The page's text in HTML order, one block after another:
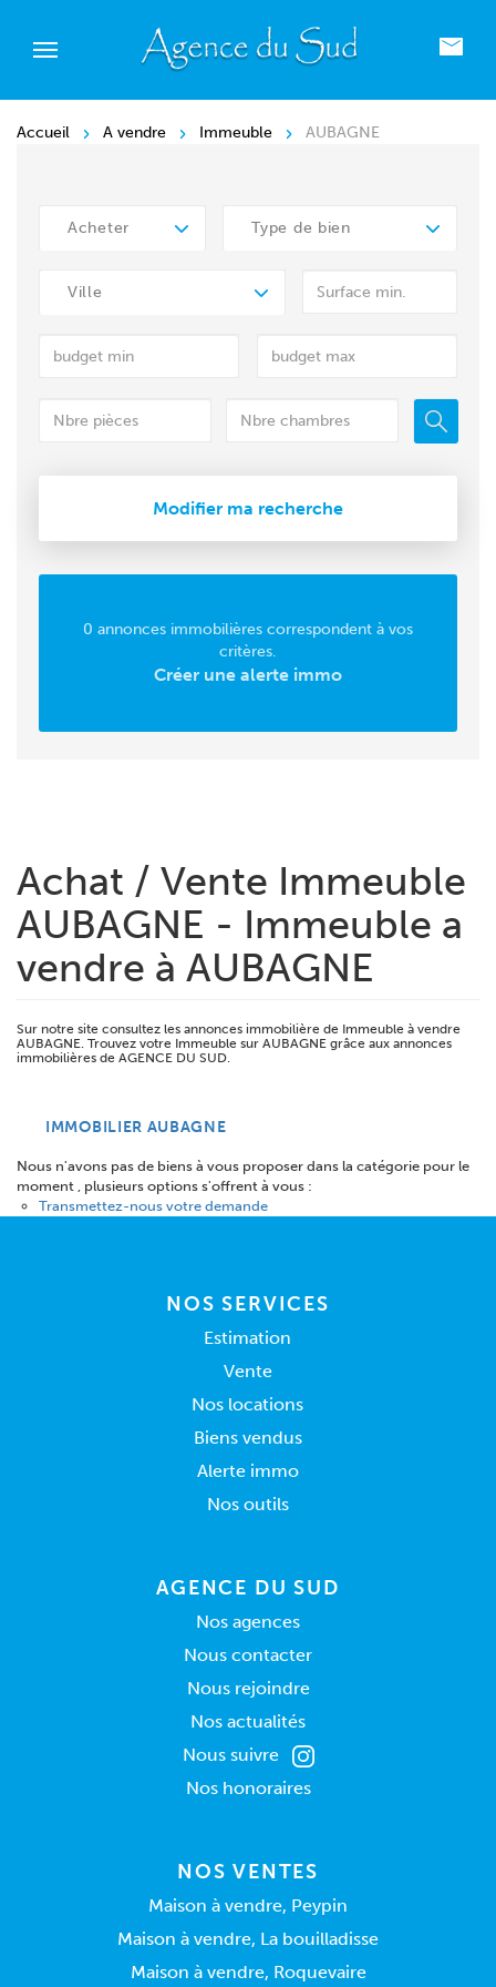
Accueil A vendre Immeuble AUBAGNE
Acheter Type de bien
Ville
Modifier ma recherche
0 annonces immobilières correspondent à vos
critères.
Créer une alerte immo
Achat / Vente Immeuble
AUBAGNE - Immeuble a
vendre à AUBAGNE
Sur notre site consultez les annonces immobilière de Immeuble à vendre
AUBAGNE. Trouvez votre Immeuble sur AUBAGNE grâce aux annonces
immobilières de AGENCE DU SUD.
IMMOBILIER AUBAGNE
Nous n'avons pas de biens à vous proposer dans la catégorie pour le
moment , plusieurs options s'offrent à vous :
Transmettez-nous votre demande
NOS SERVICES
Estimation
Vente
Nos locations
Biens vendus
Alerte immo
Nos outils
AGENCE DU SUD
Nos agences
Nous contacter
Nous rejoindre
Nos actualités
Nous suivre
Nos honoraires
NOS VENTES
Maison à vendre, Peypin
Maison à vendre, La bouilladisse
Maison à vendre, Roquevaire